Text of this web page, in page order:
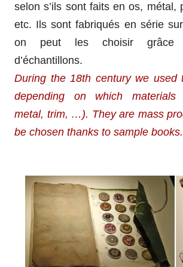
selon s’ils sont faits en os, métal,
etc. Ils sont fabriqués en série
on peut les choisir grâce
d’échantillons.
During the 18th century we used
depending on which materials
metal, trim, …). They are mass
be chosen thanks to sample books.